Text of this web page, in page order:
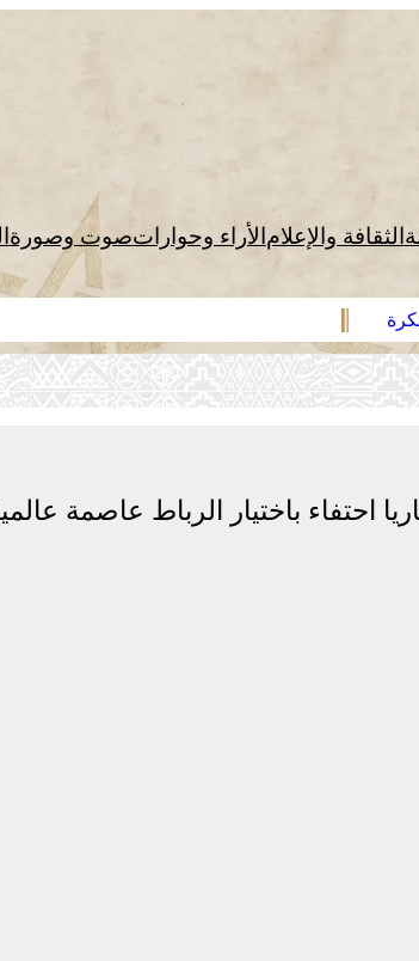
الثقافة والإعلام الأراء وحواراتصوت وصورة
احتفاء باختيار الرباط عاصمة